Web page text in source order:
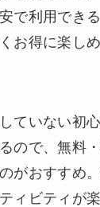
で利用でき
お得に楽し
ていない初
ので、無料
がおすすめ
ィビティが